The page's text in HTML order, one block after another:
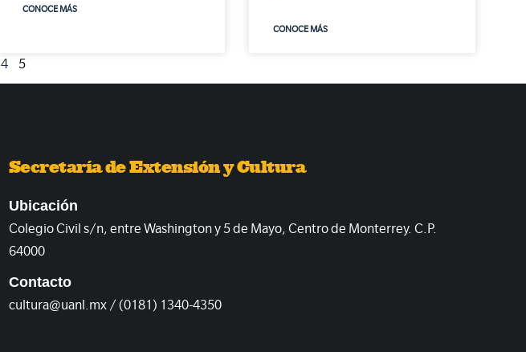
CONOCE MÁS
CONOCE MÁS
4 5
Secretaría de Extensión y Cultura
Ubicación
Colegio Civil s/n, entre Washington y 5 de Mayo, Centro de Monterrey. C.P.
64000
Contacto
cultura@uanl.mx / (0181) 1340-4350